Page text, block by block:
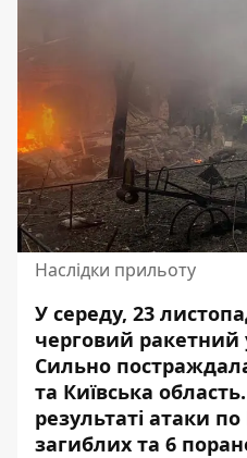
Наслідки прильоту
У середу, 23
черговий ракетний
Сильно
та Київська область.
результаті атаки
загиблих та 6